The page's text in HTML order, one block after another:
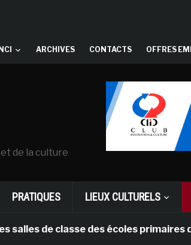
ARCHIVES CONTACTS OFFRES
de la culture
PRATIQUES LIEUX CULTURELS
de classe des écoles primaires des